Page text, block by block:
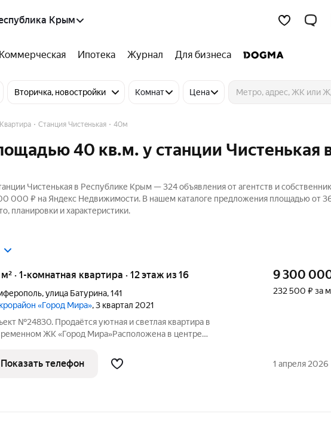
Крым
Коммерческая Ипотека Журнал Для бизнеса
Вторичка, новостройки Комнат Цена
Квартира Станция Чистенькая 40м
40 кв.м. у станции Чистенькая
Чистенькая в Республике Крым — 324 объявления от агентств и
000 ₽ на Яндекс Недвижимости. В нашем каталоге предложения площадью от
планировки и характеристики.
м² · 1-комнатная квартира · 12 этаж из 16
,улица Батурина,141
«Город Мира», 3 квартал 2021
№24830. Продаётся уютная и светлая квартира в
ЖК «Город Мира»Расположена в центре
преимущества: Современный дом:
два лифта пассажирский и грузовой.
9 300
232 500 ₽ за
Показать телефон 1 апреля 2026